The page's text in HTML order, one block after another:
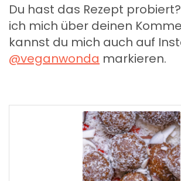
Du hast das Rezept
ich mich über deinen
kannst du mich auch auf
@veganwonda markieren.